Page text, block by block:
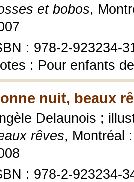
et bobos,
: 978-2-923234-
: Pour enfants
nuit, beaux
Delaunois ;
rêves, Montréal
: 978-2-923234-